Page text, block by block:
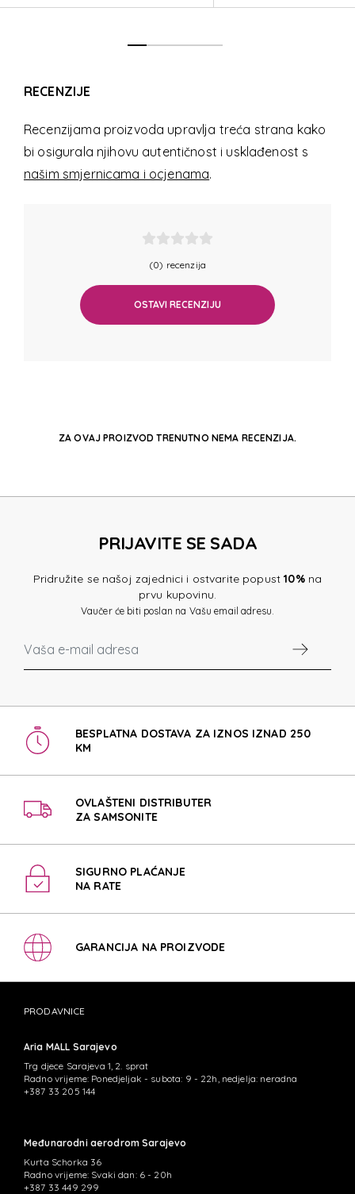
RECENZIJE
Recenzijama proizvoda upravlja treća strana kako
bi osigurala njihovu autentičnost i usklađenost s
našim smjernicama i ocjenama.
(0) recenzija
OSTAVI RECENZIJU
ZA OVAJ PROIZVOD TRENUTNO NEMA RECENZIJA.
PRIJAVITE SE SADA
Pridružite se našoj zajednici i ostvarite popust10%na
prvu kupovinu.
Vaučer će biti poslan na Vašu email adresu.
BESPLATNA DOSTAVA ZA IZNOS IZNAD 250
KM
OVLAŠTENI DISTRIBUTER
ZA SAMSONITE
SIGURNO PLAĆANJE
NA RATE
GARANCIJA NA PROIZVODE
PRODAVNICE
Aria MALL Sarajevo
Trg djece Sarajeva 1, 2. sprat
Radno vrijeme: Ponedjeljak - subota: 9 - 22h, nedjelja: neradna
+387 33 205 144
Međunarodni aerodrom Sarajevo
Kurta Schorka 36
Radno vrijeme: Svaki dan: 6 - 20h
+387 33 449 299